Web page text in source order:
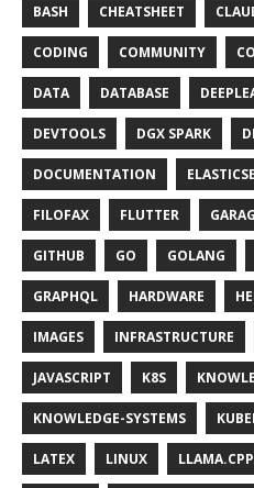
BASH CHEATSHEET
CODING COMMUNITY
DATA DATABASE
DEVTOOLS DGX SPARK
DOCUMENTATION
FILOFAX FLUTTER
GITHUB GO GOLANG
GRAPHQL HARDWARE
IMAGES INFRASTRUCTURE
JAVASCRIPT K8S
KNOWLEDGE-SYSTEMS
LATEX LINUX LLAMA.CPP